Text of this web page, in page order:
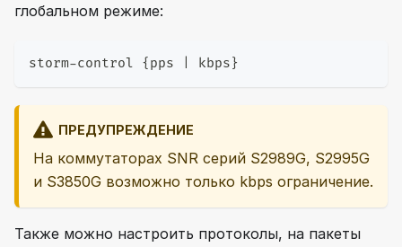
глобальном режиме:
storm-control {pps | kbps}
ПРЕДУПРЕЖДЕНИЕ
На коммутаторах SNR серий S2989G, S2995G
и S3850G возможно только kbps ограничение.
Также можно настроить протоколы, на пакеты